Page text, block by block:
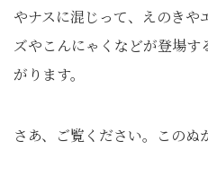
やナスに混じって、えのきや
ズやこんにゃくなどが登場
がります。
さあ、ご覧ください。このぬ